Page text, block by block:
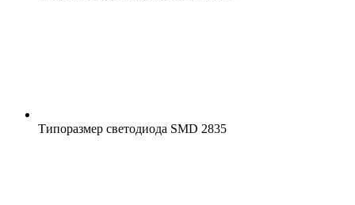
Типоразмер светодиода SMD 2835